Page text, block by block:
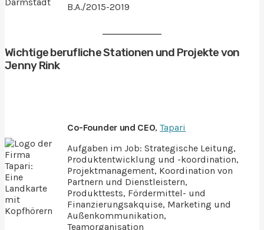
B.A./2015-2019
Wichtige berufliche Stationen und Projekte von
Jenny Rink
Co-Founder und CEO,Tapari
Aufgaben im Job: Strategische Leitung,
Produktentwicklung und -koordination,
Projektmanagement, Koordination von
Partnern und Dienstleistern,
Produkttests, Fördermittel- und
Finanzierungsakquise, Marketing und
Außenkommunikation,
Teamorganisation